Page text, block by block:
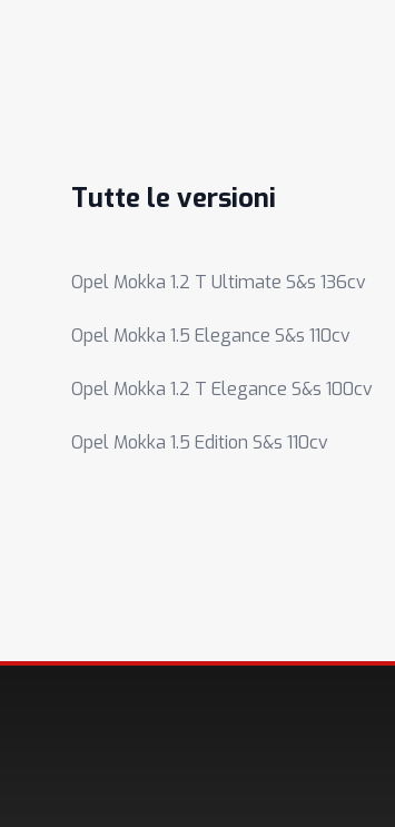
Tutte le versioni
Opel Mokka 1.2 T Ultimate S&s 136cv
Opel Mokka 1.5 Elegance S&s 110cv
Opel Mokka 1.2 T Elegance S&s 100cv
Opel Mokka 1.5 Edition S&s 110cv